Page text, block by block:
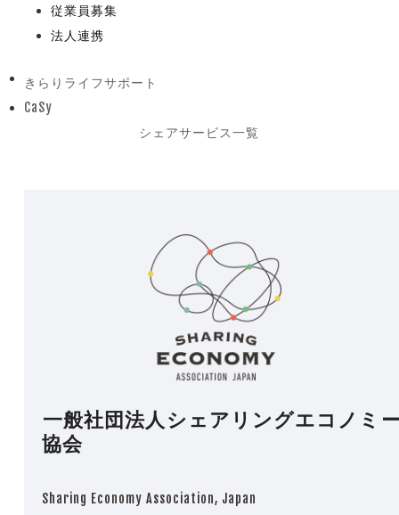
従業員募集
法人連携
previous
post:
きらりライフサポート
next
CaSy
シェアサービス一覧
一般社団法人シェアリングエコノミ
協会
Sharing Economy Association, Japan